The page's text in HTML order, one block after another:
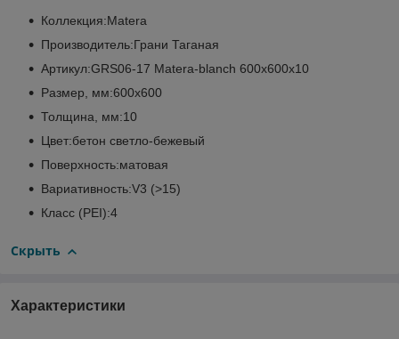
Коллекция:Matera
Производитель:Грани Таганая
Артикул:GRS06-17 Matera-blanch 600х600х10
Размер, мм:600х600
Толщина, мм:10
Цвет:бетон светло-бежевый
Поверхность:матовая
Вариативность:V3 (>15)
Класс (PEI):4
Скрыть
Характеристики